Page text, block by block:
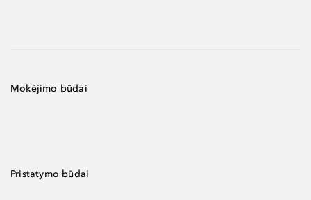
Mokėjimo būdai
Pristatymo būdai